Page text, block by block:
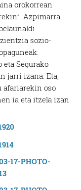
orokorrean
Azpimarra
sozio-
eta Segurako
jarri izana. Eta,
afariarekin oso
ia eta itzela izan